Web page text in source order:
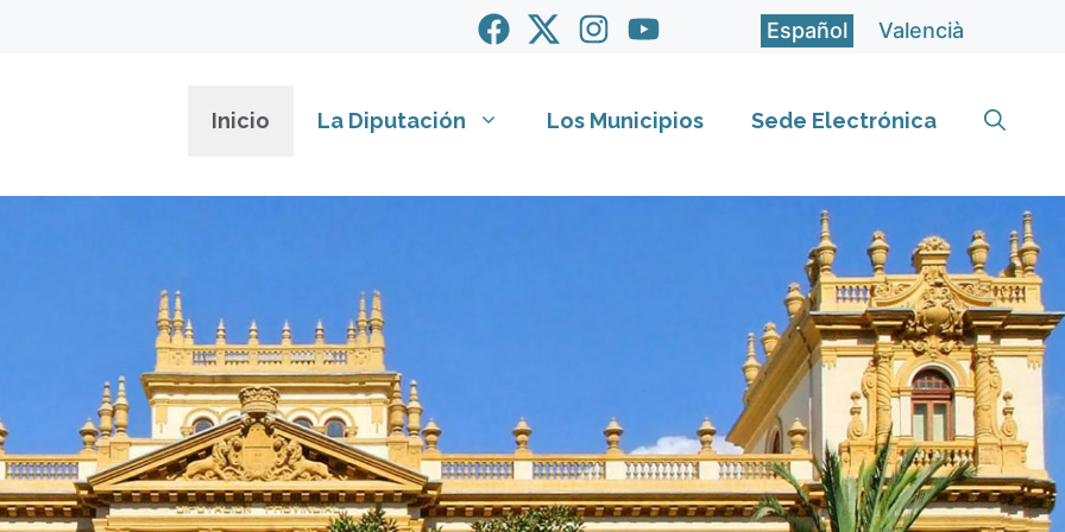
Español Valencià
Inicio La Diputación Los Municipios Sede Electrónica